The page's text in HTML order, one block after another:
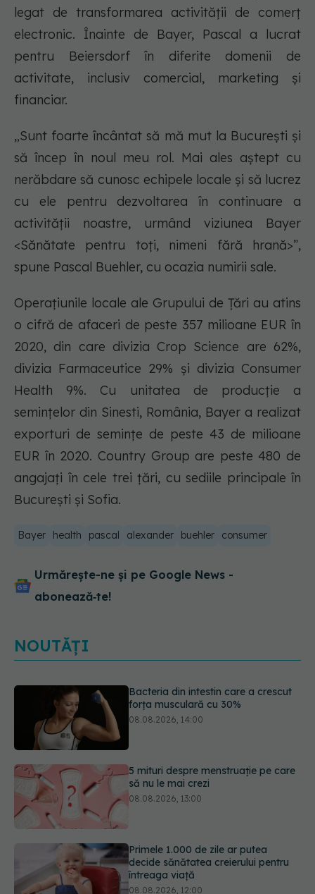
legat de transformarea activității de comerț
electronic. Înainte de Bayer, Pascal a lucrat
pentru Beiersdorf în diferite domenii de
activitate, inclusiv comercial, marketing și
financiar.
„Sunt foarte încântat să mă mut la București și
să încep în noul meu rol. Mai ales aștept cu
nerăbdare să cunosc echipele locale și să lucrez
cu ele pentru dezvoltarea în continuare a
activității noastre, urmând viziunea Bayer
<Sănătate pentru toți, nimeni fără hrană>”,
spune Pascal Buehler, cu ocazia numirii sale.
Operațiunile locale ale Grupului de Țări au atins
o cifră de afaceri de peste 357 milioane EUR în
2020, din care divizia Crop Science are 62%,
divizia Farmaceutice 29% și divizia Consumer
Health 9%. Cu unitatea de producție a
semințelor din Sinesti, România, Bayer a realizat
exporturi de semințe de peste 43 de milioane
EUR în 2020. Country Group are peste 480 de
angajați în cele trei țări, cu sediile principale în
București și Sofia.
Bayer health pascal alexander buehler consumer
Urmărește-ne și pe Google News -
abonează‑te!
NOUTĂȚI
5 mituri despre menstruație pe care
să nu le mai crezi
08.08.2026, 13:00
Primele 1.000 de zile ar putea
decide sănătatea creierului pentru
întreaga viață
Analiza de sânge AST (SGOT): ce
înseamnă rezultatele și când sunt un
semnal de alarmă